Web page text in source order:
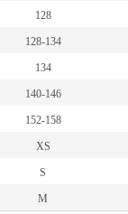
128
128-134
134
140-146
152-158
XS
S
M